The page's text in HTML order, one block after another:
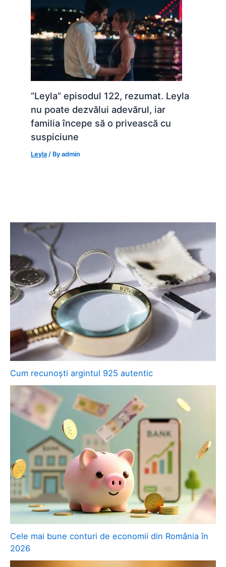
“Leyla” episodul 122, rezumat. Leyla
nu poate dezvălui adevărul, iar
familia începe să o privească cu
suspiciune
Leyla / Byadmin
Cum recunoști argintul 925 autentic
Cele mai bune conturi de economii din România în
2026